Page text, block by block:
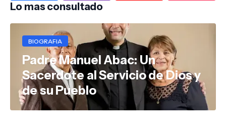
Lo mas consultado
BIOGRAFIA
Padre Manuel Abac: Un
Sacerdote al Servicio de Dios y
de su Pueblo